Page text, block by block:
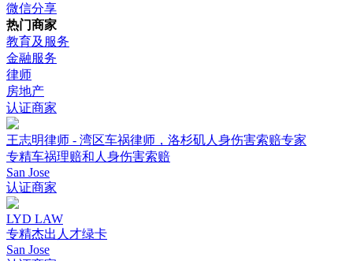
微信分享
热门商家
教育及服务
金融服务
律师
房地产
认证商家
王志明律师 - 湾区车祸律师，洛杉矶人身伤害索赔专家
专精车祸理赔和人身伤害索赔
San Jose
认证商家
LYD LAW
专精杰出人才绿卡
San Jose